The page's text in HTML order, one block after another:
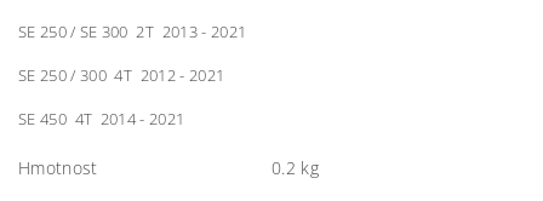
SE 250 / SE 300 2T 2013 - 2021
SE 250 / 300 4T 2012 - 2021
SE 450 4T 2014 - 2021
Hmotnost 0.2 kg